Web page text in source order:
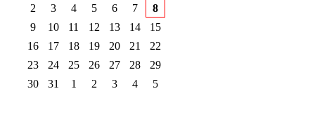
2
3 4 5 6 7
8
9
10 11 12 13 14
15
16
17 18 19 20 21
22
23
24 25 26 27 28
29
30
31 1 2 3 4 5